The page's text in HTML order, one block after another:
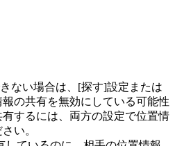
ない場合は、[探す]設定または
の共有を無効にしている可能性
するには、両方の設定で位置情
い。